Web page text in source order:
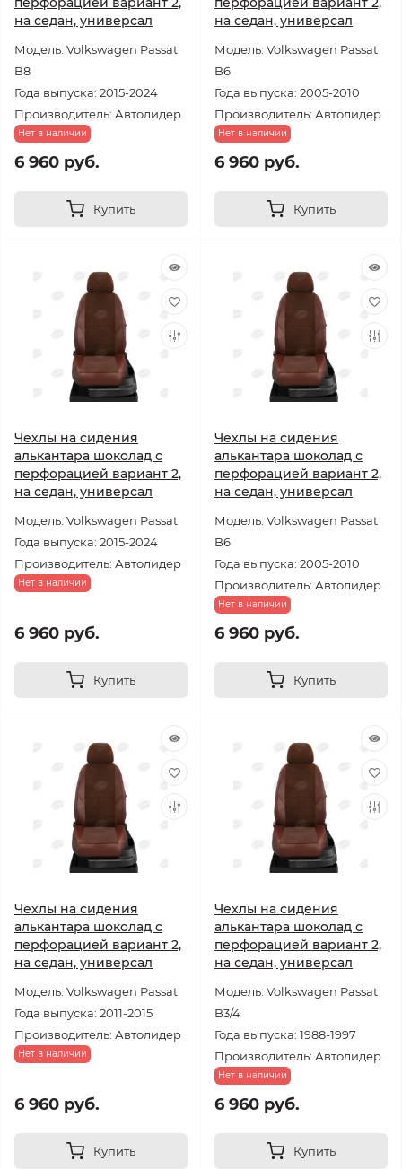
на седан, универсал
Модель: Volkswagen Passat
B8
Года выпуска: 2015-2024
Производитель: Автолидер
Нет в наличии
6 960 руб.
Купить
на седан, универсал
Модель: Volkswagen Passat
B6
Года выпуска: 2005-2010
Производитель: Автолидер
Нет в наличии
6 960 руб.
Купить
Чехлы на сидения
алькантара шоколад с
перфорацией вариант 2,
на седан, универсал
Модель: Volkswagen Passat
Года выпуска: 2015-2024
Производитель: Автолидер
Нет в наличии
6 960 руб.
Купить
Чехлы на сидения
алькантара шоколад с
перфорацией вариант 2,
на седан, универсал
Модель: Volkswagen Passat
B6
Года выпуска: 2005-2010
Производитель: Автолидер
Нет в наличии
6 960 руб.
Купить
Чехлы на сидения
алькантара шоколад с
перфорацией вариант 2,
на седан, универсал
Модель: Volkswagen Passat
Года выпуска: 2011-2015
Производитель: Автолидер
Нет в наличии
6 960 руб.
Купить
Чехлы на сидения
алькантара шоколад с
перфорацией вариант 2,
на седан, универсал
Модель: Volkswagen Passat
B3/4
Года выпуска: 1988-1997
Производитель: Автолидер
Нет в наличии
6 960 руб.
Купить